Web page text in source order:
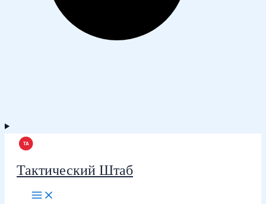
Тактический Штаб